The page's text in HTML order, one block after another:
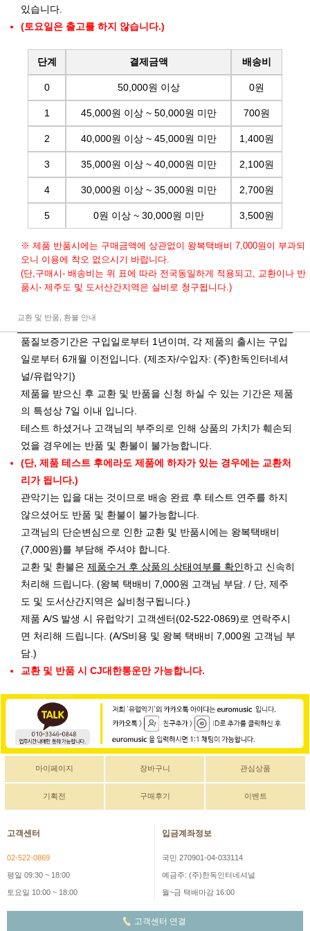
있습니다.
(토요일은 출고를 하지 않습니다.)
단계 결제금액 배송비
0 50,000원 이상 0원
1 45,000원 이상 ~ 50,000원 미만 700원
2 40,000원 이상 ~ 45,000원 미만 1,400원
3 35,000원 이상 ~ 40,000원 미만 2,100원
4 30,000원 이상 ~ 35,000원 미만 2,700원
5 0원 이상 ~ 30,000원 미만 3,500원
※ 제품 반품시에는 구매금액에 상관없이 왕복택배비 7,000원이 부과되
오니 이용에 착오 없으시기 바랍니다.
(단,구매시- 배송비는 위 표에 따라 전국동일하게 적용되고, 교환이나 반
품시- 제주도 및 도서산간지역은 실비로 청구됩니다.)
교환 및 반품, 환불 안내
품질보증기간은 구입일로부터 1년이며, 각 제품의 출시는 구입
일로부터 6개월 이전입니다. (제조자/수입자: (주)한독인터네셔
널/유럽악기)
제품을 받으신 후 교환 및 반품을 신청 하실 수 있는 기간은 제품
의 특성상 7일 이내 입니다.
테스트 하셨거나 고객님의 부주의로 인해 상품의 가치가 훼손되
었을 경우에는 반품 및 환불이 불가능합니다.
(단, 제품 테스트 후에라도 제품에 하자가 있는 경우에는 교환처
리가 됩니다.)
관악기는 입을 대는 것이므로 배송 완료 후 테스트 연주를 하지
않으셨어도 반품 및 환불이 불가능합니다.
고객님의 단순변심으로 인한 교환 및 반품시에는 왕복택배비
(7,000원)를 부담해 주셔야 합니다.
교환 및 환불은 제품수거 후 상품의 상태여부를 확인하고 신속히
처리해 드립니다. (왕복 택배비 7,000원 고객님 부담. / 단, 제주
도 및 도서산간지역은 실비청구됩니다.)
제품 A/S 발생 시 유럽악기 고객센터(02-522-0869)로 연락주시
면 처리해 드립니다. (A/S비용 및 왕복 택배비 7,000원 고객님 부
담.)
교환 및 반품 시 CJ대한통운만 가능합니다.
마이페이지 장바구니 관심상품
기획전 구매후기 이벤트
고객센터
02-522-0869
평일 09:30 ~ 18:00
토요일 10:00 ~ 18:00
입금계좌정보
국민 270901-04-033114
예금주: (주)한독인터네셔널
월~금 택배마감 16:00
고객센터 연결